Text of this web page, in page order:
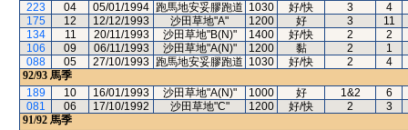
223
04 05/01/1994 跑馬地安妥膠跑道 1030 好/快 3
4
175
12 12/12/1993 沙田草地"A" 1200 好 3
11
134
11 20/11/1993 沙田草地"B(N)" 1400 好/快 2
2
106
09 06/11/1993 沙田草地"A(N)" 1200 黏 2
1
088
05 27/10/1993 跑馬地安妥膠跑道 1030 好/快 2
4
92/93 馬季
189
10 16/01/1993 沙田草地"A(N)" 1000 好 1&2
6
081
06 17/10/1992 沙田草地"C" 1200 好/快 2
3
91/92 馬季